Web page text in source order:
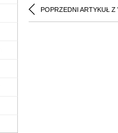
POPRZEDNI ARTYKUŁ Z